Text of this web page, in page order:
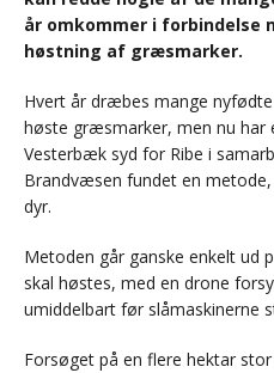
år omkommer i forbindelse
høstning af græsmarker.
Hvert år dræbes mange
høste græsmarker, men nu har
Vesterbæk syd for Ribe i
Brandvæsen fundet en
dyr.
Metoden går ganske enkelt ud
skal høstes, med en drone
umiddelbart før slåmaskinerne
Forsøget på en flere hektar